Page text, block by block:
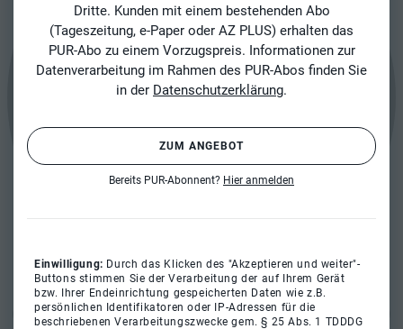
Dritte. Kunden mit einem bestehenden Abo
(Tageszeitung, e-Paper oder AZ PLUS) erhalten das
PUR-Abo zu einem Vorzugspreis. Informationen zur
Datenverarbeitung im Rahmen des PUR-Abos finden Sie
in der Datenschutzerklärung.
ZUM ANGEBOT
Bereits PUR-Abonnent? Hier anmelden
Einwilligung: Durch das Klicken des "Akzeptieren und weiter"-
Buttons stimmen Sie der Verarbeitung der auf Ihrem Gerät
bzw. Ihrer Endeinrichtung gespeicherten Daten wie z.B.
persönlichen Identifikatoren oder IP-Adressen für die
beschriebenen Verarbeitungszwecke gem. § 25 Abs. 1 TDDDG